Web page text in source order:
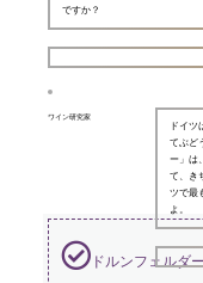
ですか？
ワイン研究家
ドイツ
てぶど
ー」は
て、き
ツで最
よ。
ドルンフェルダ